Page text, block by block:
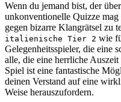
Wenn du jemand bist, der
unkonventionelle Quizze
gegen bizarre Klangrätsel zu
italienische Tier 2 wie
Gelegenheitsspieler, die eine
alle, die eine herrliche
Spiel ist eine fantastische
deinen Verstand auf eine
Weise herauszufordern.